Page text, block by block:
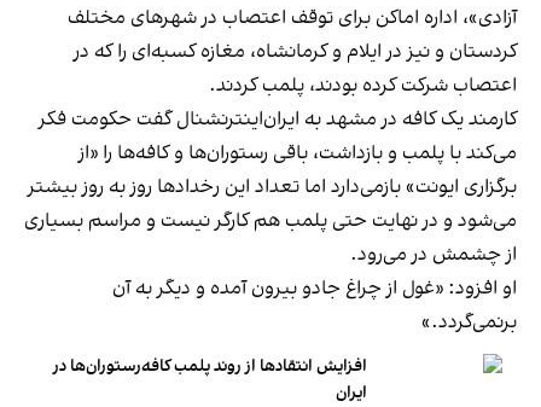
آزادی»، اداره اماکن برای توقف اعتصاب در شهرهای مختلف
کردستان و نیز در ایلام و کرمانشاه، مغازه کسبه‌ای را که در
اعتصاب شرکت کرده بودند، پلمب کردند.
کارمند یک کافه در مشهد به ایران‌اینترنشنال گفت حکومت فکر
می‌کند با پلمب و بازداشت، باقی رستوران‌ها و کافه‌ها را «از
برگزاری ایونت» بازمی‌دارد اما تعداد این رخدادها روز به روز بیشتر
می‌شود و در نهایت حتی پلمب هم کارگر نیست و مراسم بسیاری
از چشمش در می‌رود.
او افزود: «غول از چراغ جادو بیرون آمده و دیگر به آن
برنمی‎‌گردد.»
افزایش انتقادها از روند پلمب کافه‌رستوران‌ها در
ایران